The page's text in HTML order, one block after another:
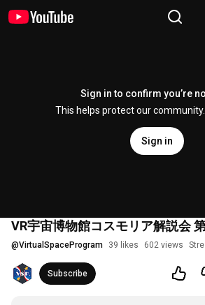
Sign in to confirm you’re
This helps protect our community.
Sign in
VR宇宙博物館コスモリア解説会
@VirtualSpaceProgram 39 likes 602 views
Subscribe